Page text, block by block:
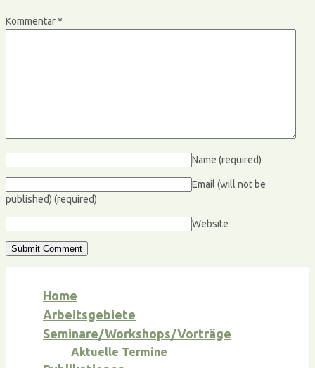
Kommentar*
Name (required)
Email (will not be
published) (required)
Website
Home
Arbeitsgebiete
Seminare/Workshops/Vorträge
Aktuelle Termine